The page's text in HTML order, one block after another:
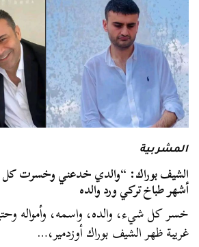
المشربية
الشيف بوراك: “والدي خدعني وخسرت كل
أشهر طباخ تركي ورد والده
خسر كل شيء، والده، واسمه، وأمواله
غريبة ظهر الشيف بوراك أوزدمير،…